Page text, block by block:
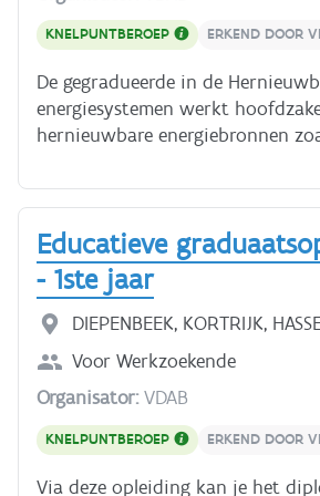
ervaren ondernemers.
KNELPUNTBEROEP ERKEND DOOR
De gegradueerde in de
energiesystemen werkt
hernieuwbare energiebronnen
materiaal). Hernieuwbare
ervoor dat deze energiebronnen
in een nuttige vorm zoals
biobrandstof, sanitair warm
voor chemische energie en
De gegradueerde in de
energiesystemen is een
die op kwalitatieve wijze kan
hernieuwbare energiesystemen.
kan zowel in een residentiële
(woningen) als in een industriële
slag. **Wat leer je?** - Je leert hoe je de
Educatieve
- 1ste jaar
DIEPENBEEK, KORTRIJK,
ANTWERPEN, HEVERLEE,
Voor Werkzoekende
Organisator:VDAB
KNELPUNTBEROEP ERKEND DOOR
Via deze opleiding kan je het